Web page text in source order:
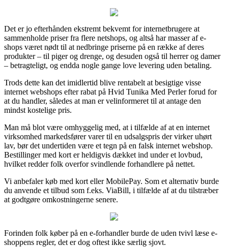
Det er jo efterhånden ekstremt bekvemt for internetbrugere at
sammenholde priser fra flere netshops, og altså har masser af e-
shops været nødt til at nedbringe priserne på en række af deres
produkter – til piger og drenge, og desuden også til herrer og damer
– betragteligt, og endda nogle gange love levering uden betaling.
Trods dette kan det imidlertid blive rentabelt at besigtige visse
internet webshops efter rabat på Hvid Tunika Med Perler forud for
at du handler, således at man er velinformeret til at antage den
mindst kostelige pris.
Man må blot være omhyggelig med, at i tilfælde af at en internet
virksomhed markedsfører varer til en udsalgspris der virker uhørt
lav, bør det undertiden være et tegn på en falsk internet webshop.
Bestillinger med kort er heldigvis dækket ind under et lovbud,
hvilket redder folk overfor svindlende forhandlere på nettet.
Vi anbefaler køb med kort eller MobilePay. Som et alternativ burde
du anvende et tilbud som f.eks. ViaBill, i tilfælde af at du tilstræber
at godtgøre omkostningerne senere.
Forinden folk køber på en e-forhandler burde de uden tvivl læse e-
shoppens regler, det er dog oftest ikke særlig sjovt.